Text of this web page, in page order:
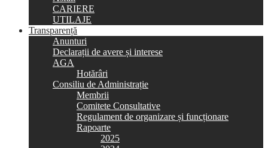
CARIERE
UTILAJE
Transparență
Anunturi
Declarații de avere și interese
AGA
Hotărâri
Consiliu de Administrație
Membrii
Comitete Consultative
Regulament de organizare și funcționare
Rapoarte
2025